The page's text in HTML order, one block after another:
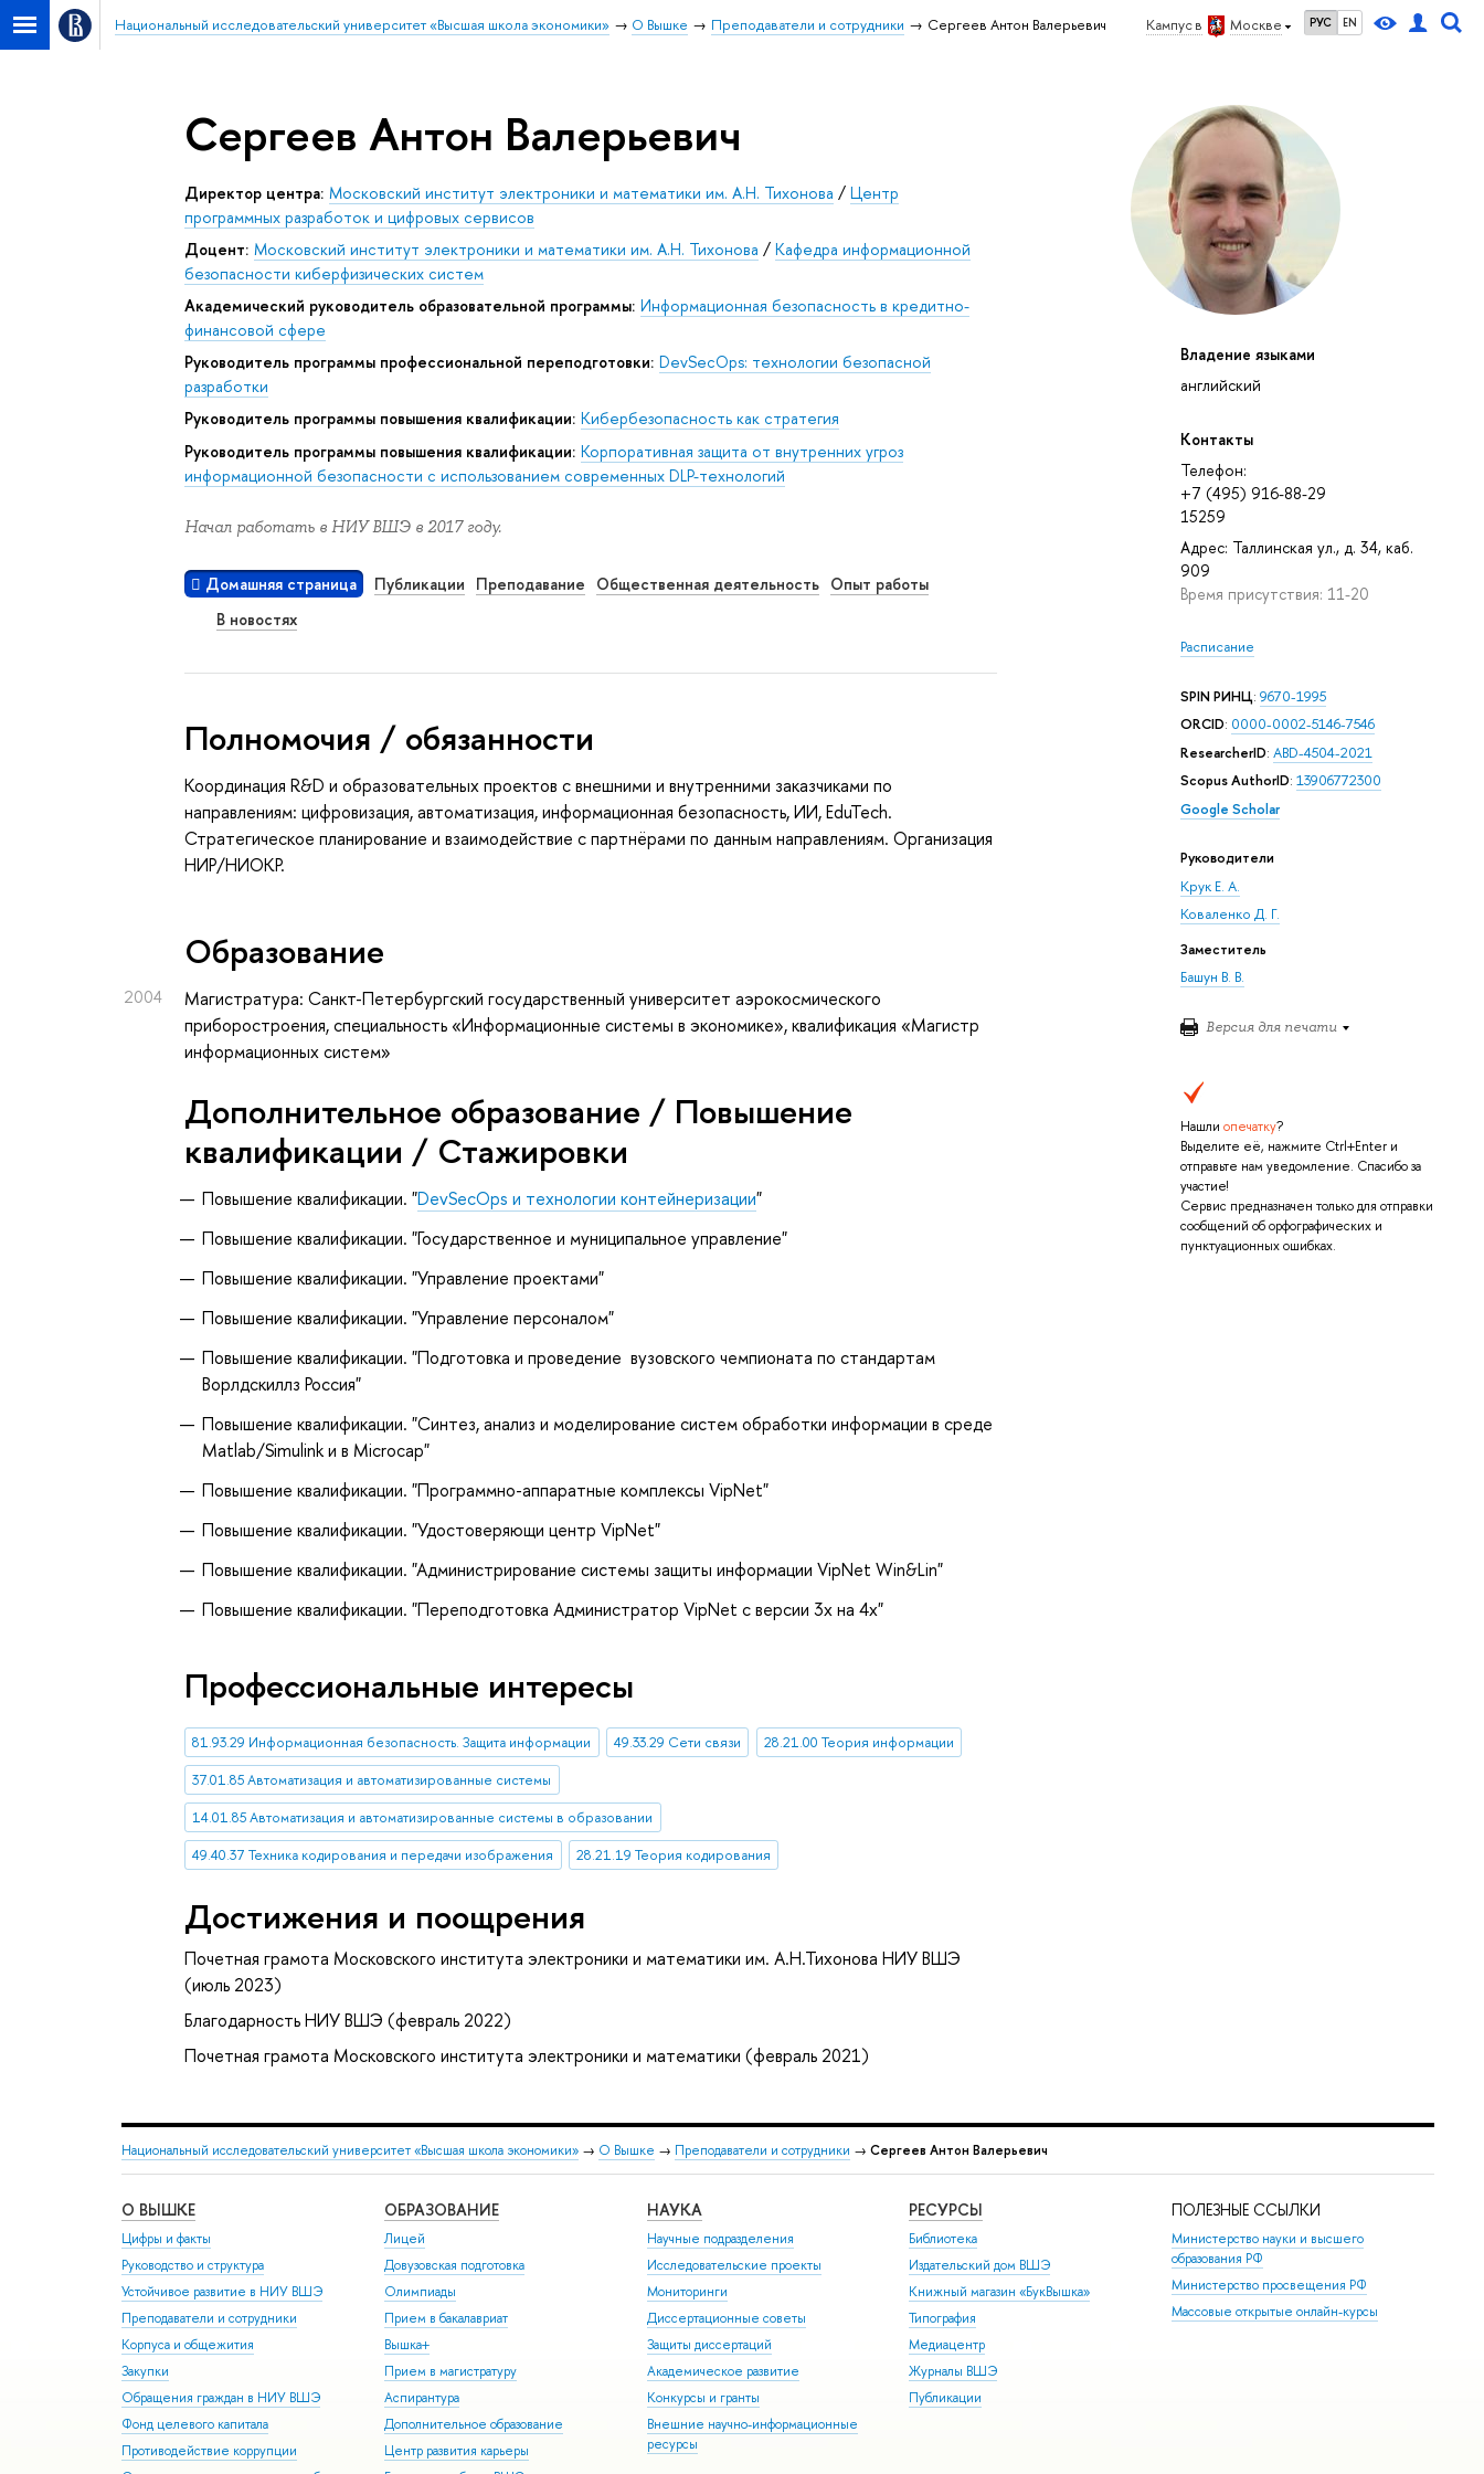
Кампус в Москве РУС EN
Национальный исследовательский университет «Высшая школа экономики» О Вышке Преподаватели и сотрудники Сергеев Антон Валерьевич
Владение языками
английский
Контакты
Телефон:
+7 (495) 916-88-29
15259
Адрес: Таллинская ул., д. 34, каб.
909
Время присутствия: 11-20
Расписание
SPIN РИНЦ: 9670-1995
ORCID: 0000-0002-5146-7546
ResearcherID: ABD-4504-2021
Scopus AuthorID: 13906772300
Google Scholar
Руководители
Крук Е. А.
Коваленко Д. Г.
Заместитель
Башун В. В.
Версия для печати
Нашли опечатку?
Выделите её, нажмите Ctrl+Enter и
отправьте нам уведомление. Спасибо за
участие!
Сервис предназначен только для отправки
сообщений об орфографических и
пунктуационных ошибках.
Сергеев Антон Валерьевич
Директор центра: Московский институт электроники и математики им. А.Н. Тихонова /Центр
программных разработок и цифровых сервисов
Доцент: Московский институт электроники и математики им. А.Н. Тихонова /Кафедра информационной
безопасности киберфизических систем
Академический руководитель образовательной программы: Информационная безопасность в кредитно-
финансовой сфере
Руководитель программы профессиональной переподготовки: DevSecOps: технологии безопасной
разработки
Руководитель программы повышения квалификации: Кибербезопасность как стратегия
Руководитель программы повышения квалификации: Корпоративная защита от внутренних угроз
информационной безопасности с использованием современных DLP-технологий
Начал работать в НИУ ВШЭ в 2017 году.
Домашняя страница Публикации Преподавание Общественная деятельность Опыт работы
В новостях
Полномочия / обязанности
Координация R&D и образовательных проектов с внешними и внутренними заказчиками по
направлениям: цифровизация, автоматизация, информационная безопасность, ИИ, EduTech.
Стратегическое планирование и взаимодействие с партнёрами по данным направлениям. Организация
НИР/НИОКР.
Oбразование
2004
Магистратура: Санкт-Петербургский государственный университет аэрокосмического
приборостроения, специальность «Информационные системы в экономике», квалификация «Магистр
информационных систем»
Дополнительное образование / Повышение
квалификации / Стажировки
Повышение квалификации. "DevSecOps и технологии контейнеризации"
Повышение квалификации. "Государственное и муниципальное управление"
Повышение квалификации. "Управление проектами"
Повышение квалификации. "Управление персоналом"
Повышение квалификации. "Подготовка и проведение вузовского чемпионата по стандартам
Ворлдскиллз Россия"
Повышение квалификации. "Синтез, анализ и моделирование систем обработки информации в среде
Matlab/Simulink и в Microcap"
Повышение квалификации. "Программно-аппаратные комплексы VipNet"
Повышение квалификации. "Удостоверяющи центр VipNet"
Повышение квалификации. "Администрирование системы защиты информации VipNet Win&Lin"
Повышение квалификации. "Переподготовка Администратор VipNet с версии 3x на 4x"
Профессиональные интересы
81.93.29 Информационная безопасность. Защита информации 49.33.29 Сети связи
28.21.00 Теория информации
37.01.85 Автоматизация и автоматизированные системы
14.01.85 Автоматизация и автоматизированные системы в образовании
49.40.37 Техника кодирования и передачи изображения
28.21.19 Теория кодирования
Достижения и поощрения
Почетная грамота Московского института электроники и математики им. А.Н.Тихонова НИУ ВШЭ
(июль 2023)
Благодарность НИУ ВШЭ (февраль 2022)
Почетная грамота Московского института электроники и математики (февраль 2021)
Национальный исследовательский университет «Высшая школа экономики» → О Вышке → Преподаватели и сотрудники → Сергеев Антон Валерьевич
О ВЫШКЕ
Цифры и факты
Руководство и структура
Устойчивое развитие в НИУ ВШЭ
Преподаватели и сотрудники
Корпуса и общежития
Закупки
Обращения граждан в НИУ ВШЭ
Фонд целевого капитала
Противодействие коррупции
ОБРАЗОВАНИЕ
Лицей
Довузовская подготовка
Олимпиады
Прием в бакалавриат
Вышка+
Прием в магистратуру
Аспирантура
Дополнительное образование
Центр развития карьеры
НАУКА
Научные подразделения
Исследовательские проекты
Мониторинги
Диссертационные советы
Защиты диссертаций
Академическое развитие
Конкурсы и гранты
Внешние научно-информационные
ресурсы
РЕСУРСЫ
Библиотека
Издательский дом ВШЭ
Книжный магазин «БукВышка»
Типография
Медиацентр
Журналы ВШЭ
Публикации
ПОЛЕЗНЫЕ ССЫЛКИ
Министерство науки и высшего
образования РФ
Министерство просвещения РФ
Массовые открытые онлайн-курсы